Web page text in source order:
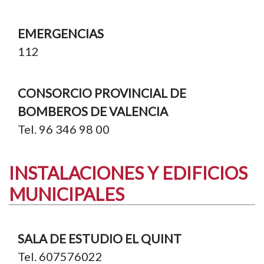
EMERGENCIAS
112
CONSORCIO PROVINCIAL DE
BOMBEROS DE VALENCIA
Tel. 96 346 98 00
INSTALACIONES Y EDIFICIOS
MUNICIPALES
SALA DE ESTUDIO EL QUINT
Tel. 607576022